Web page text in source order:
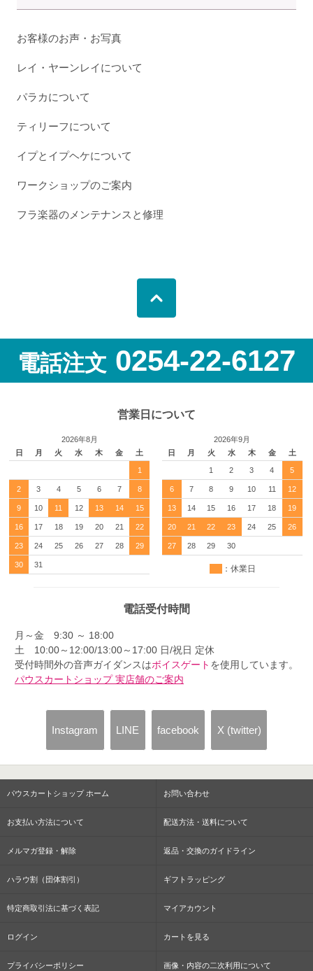
お客様のお声・お写真
レイ・ヤーンレイについて
パラカについて
ティリーフについて
イプとイプヘケについて
ワークショップのご案内
フラ楽器のメンテナンスと修理
電話注文 0254-22-6127
営業日について
2026年8月
日
月 火 水 木 金 土
1
2 3 4 5 6 7 8
9 10 11 12 13 14 15
16 17 18 19 20 21 22
23 24 25 26 27 28 29
30 31
2026年9月
日
月 火 水 木 金 土
1 2 3 4 5
6 7 8 9 10 11 12
13 14 15 16 17 18 19
20 21 22 23 24 25 26
27 28 29 30
：休業日
電話受付時間
月～金 9:30 ～ 18:00
土 10:00～12:00/13:00～17:00 日/祝日 定休
受付時間外の音声ガイダンスはボイスゲート を使用しています。
パウスカートショップ 実店舗のご案内
Instagram LINE facebook X (twitter)
パウスカートショップ ホーム お問い合わせ
お支払い方法について 配送方法・送料について
メルマガ登録・解除 返品・交換のガイドライン
ハラウ割（団体割引） ギフトラッピング
特定商取引法に基づく表記 マイアカウント
ログイン カートを見る
プライバシーポリシー 画像・内容の二次利用について